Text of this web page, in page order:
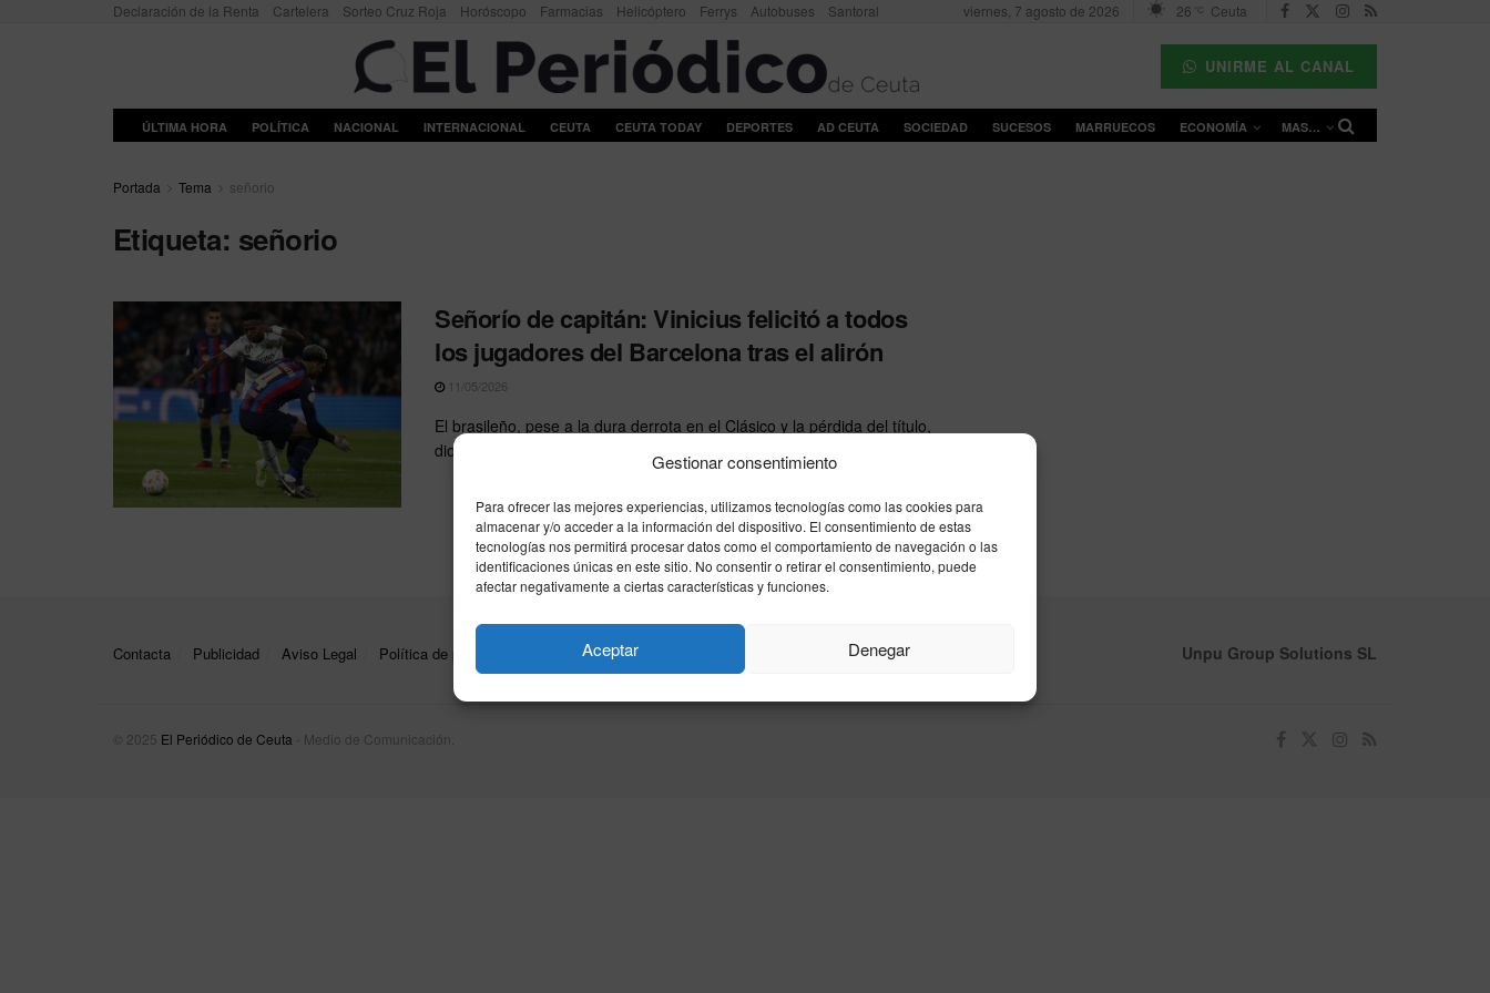
Gestionar consentimiento
Para ofrecer las mejores experiencias, utilizamos tecnologías como las cookies para
almacenar y/o acceder a la información del dispositivo. El consentimiento de estas
tecnologías nos permitirá procesar datos como el comportamiento de navegación o las
identificaciones únicas en este sitio. No consentir o retirar el consentimiento, puede
afectar negativamente a ciertas características y funciones.
Aceptar Denegar
Declaración de la Renta Cartelera Sorteo Cruz Roja Horóscopo Farmacias Helicóptero Ferrys Autobuses Santoral viernes, 7 agosto de 2026 26 °C Ceuta
UNIRME AL CANAL
ÚLTIMA HORA POLÍTICA NACIONAL INTERNACIONAL CEUTA CEUTA TODAY DEPORTES AD CEUTA SOCIEDAD SUCESOS MARRUECOS ECONOMÍA MAS…
Portada Tema señorio
Etiqueta: señorio
Señorío de capitán: Vinicius felicitó a todos
los jugadores del Barcelona tras el alirón
11/05/2026
El brasileño, pese a la dura derrota en el Clásico y la pérdida del título,
dio una lección de deportividad. ...
Contacta Publicidad Aviso Legal Política de privacidad Política de cookies Unpu Group Solutions SL
© 2025 El Periódico de Ceuta - Medio de Comunicación